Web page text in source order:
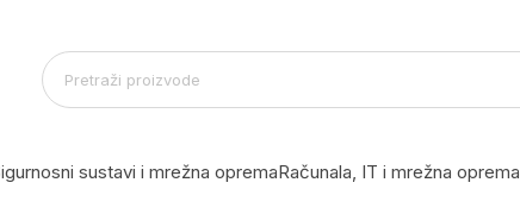
sustavi i mrežna opremaRačunala, IT i mrežna oprema